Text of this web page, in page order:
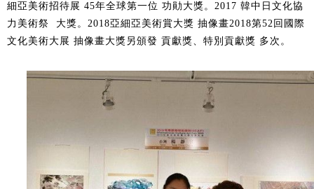
細亞美術招待展 45年全球第一位 功勛大獎。2017 韓中日文化協
力美術祭 大獎。2018亞細亞美術賞大獎 抽像畫2018第52回國際
文化美術大展 抽像畫大獎另頒發 貢獻獎、特別貢獻獎 多次。